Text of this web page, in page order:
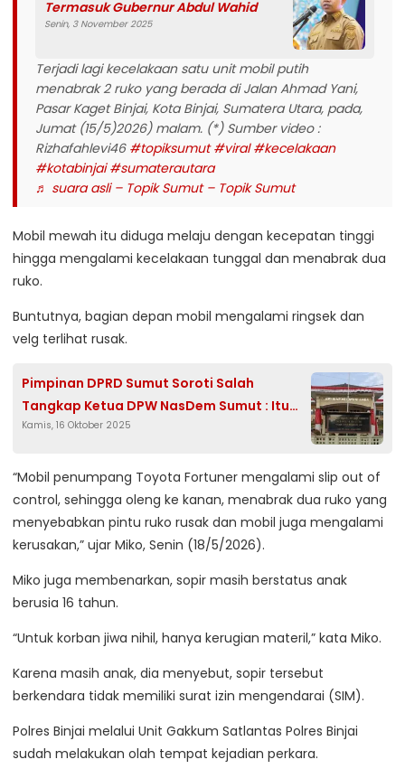
Termasuk Gubernur Abdul Wahid
Senin, 3 November 2025
Terjadi lagi kecelakaan satu unit mobil putih
menabrak 2 ruko yang berada di Jalan Ahmad Yani,
Pasar Kaget Binjai, Kota Binjai, Sumatera Utara, pada,
Jumat (15/5)2026) malam. (*) Sumber video :
Rizhafahlevi46 #topiksumut #viral #kecelakaan
#kotabinjai #sumaterautara
♬ suara asli – Topik Sumut – Topik Sumut
Mobil mewah itu diduga melaju dengan kecepatan tinggi
hingga mengalami kecelakaan tunggal dan menabrak dua
ruko.
Buntutnya, bagian depan mobil mengalami ringsek dan
velg terlihat rusak.
Pimpinan DPRD Sumut Soroti Salah
Tangkap Ketua DPW NasDem Sumut : Itu
Tidak Profesional
Kamis, 16 Oktober 2025
“Mobil penumpang Toyota Fortuner mengalami slip out of
control, sehingga oleng ke kanan, menabrak dua ruko yang
menyebabkan pintu ruko rusak dan mobil juga mengalami
kerusakan,” ujar Miko, Senin (18/5/2026).
Miko juga membenarkan, sopir masih berstatus anak
berusia 16 tahun.
“Untuk korban jiwa nihil, hanya kerugian materil,” kata Miko.
Karena masih anak, dia menyebut, sopir tersebut
berkendara tidak memiliki surat izin mengendarai (SIM).
Polres Binjai melalui Unit Gakkum Satlantas Polres Binjai
sudah melakukan olah tempat kejadian perkara.